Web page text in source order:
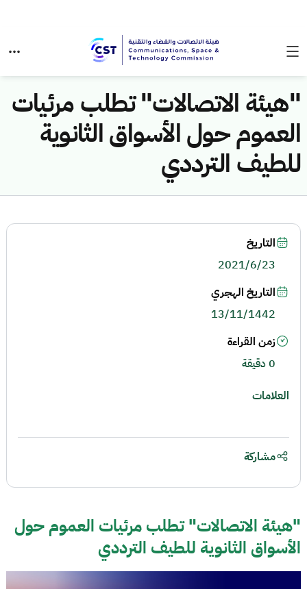
"هيئة الاتصالات" تطلب مرئيات
العموم حول الأسواق الثانوية
للطيف الترددي
"هيئة الاتصالات" تطلب مرئيات العموم حول
الأسواق الثانوية للطيف الترددي
التاريخ
2021/6/23
التاريخ الهجري
13/11/1442
زمن القراءة
0 دقيقة
العلامات
مشاركة